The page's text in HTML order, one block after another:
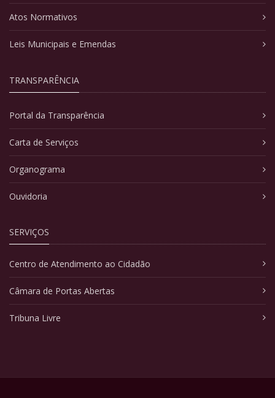
Atos Normativos
Leis Municipais e Emendas
TRANSPARÊNCIA
Portal da Transparência
Carta de Serviços
Organograma
Ouvidoria
SERVIÇOS
Centro de Atendimento ao Cidadão
Câmara de Portas Abertas
Tribuna Livre